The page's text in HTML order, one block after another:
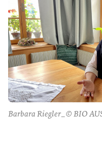
Barbara Riegler_© BIO